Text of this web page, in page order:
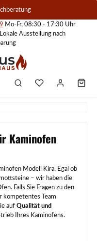
Mo-Fr, 08:30 - 17:30 Uhr
Ausstellung nach
Kaminofen
Modell Kira. Egal ob
– wir haben die
Falls Sie Fragen zu den
kompetentes Team
auf Qualität und
Ihres Kaminofens.